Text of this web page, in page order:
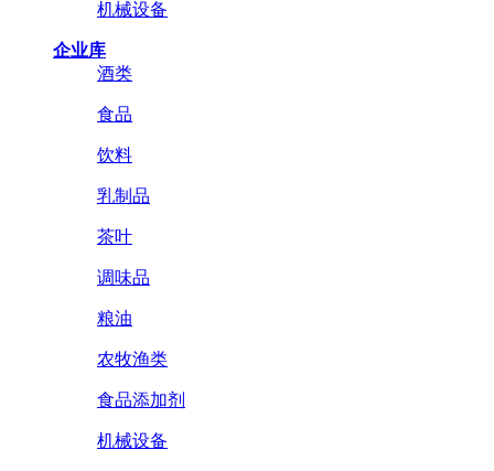
机械设备
企业库
酒类
食品
饮料
乳制品
茶叶
调味品
粮油
农牧渔类
食品添加剂
机械设备